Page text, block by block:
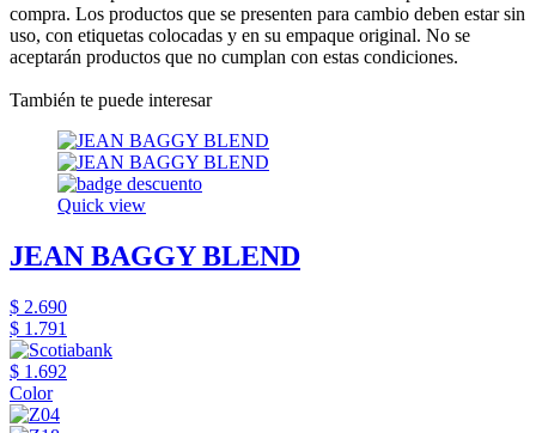
compra. Los productos que se presenten para cambio deben estar sin
uso, con etiquetas colocadas y en su empaque original. No se
aceptarán productos que no cumplan con estas condiciones.
También te puede interesar
Quick view
JEAN BAGGY BLEND
$ 2.690
$ 1.791
$ 1.692
Color